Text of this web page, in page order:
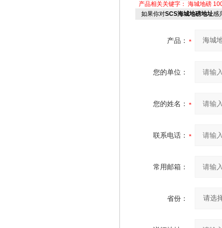
产品相关关键字： 海城地磅
如果你对SCS海城地磅地址感
产品：
您的单位：
您的姓名：
联系电话：
常用邮箱：
省份：